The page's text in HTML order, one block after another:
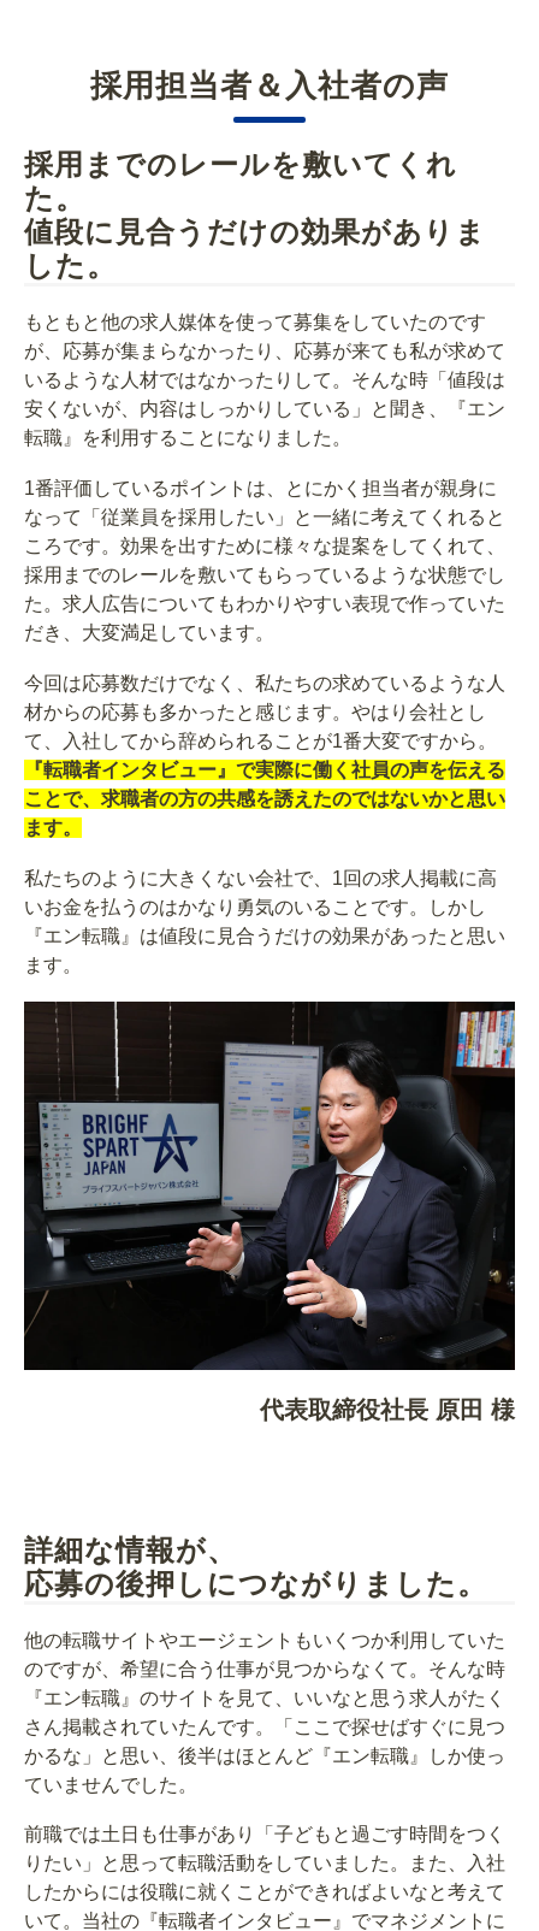
採用担当者＆入社者の声
採用までのレールを敷いてくれ
た。
値段に見合うだけの効果がありま
した。
もともと他の求人媒体を使って募集をしていたのです
が、応募が集まらなかったり、応募が来ても私が求めて
いるような人材ではなかったりして。そんな時「値段は
安くないが、内容はしっかりしている」と聞き、『エン
転職』を利用することになりました。
1番評価しているポイントは、とにかく担当者が親身に
なって「従業員を採用したい」と一緒に考えてくれると
ころです。効果を出すために様々な提案をしてくれて、
採用までのレールを敷いてもらっているような状態でし
た。求人広告についてもわかりやすい表現で作っていた
だき、大変満足しています。
今回は応募数だけでなく、私たちの求めているような人
材からの応募も多かったと感じます。やはり会社とし
て、入社してから辞められることが1番大変ですから。
『転職者インタビュー』で実際に働く社員の声を伝える
ことで、求職者の方の共感を誘えたのではないかと思い
ます。
私たちのように大きくない会社で、1回の求人掲載に高
いお金を払うのはかなり勇気のいることです。しかし
『エン転職』は値段に見合うだけの効果があったと思い
ます。
代表取締役社長 原田 様
詳細な情報が、
応募の後押しにつながりました。
他の転職サイトやエージェントもいくつか利用していた
のですが、希望に合う仕事が見つからなくて。そんな時
『エン転職』のサイトを見て、いいなと思う求人がたく
さん掲載されていたんです。「ここで探せばすぐに見つ
かるな」と思い、後半はほとんど『エン転職』しか使っ
ていませんでした。
前職では土日も仕事があり「子どもと過ごす時間をつく
りたい」と思って転職活動をしていました。また、入社
したからには役職に就くことができればよいなと考えて
いて。当社の『転職者インタビュー』でマネジメントに